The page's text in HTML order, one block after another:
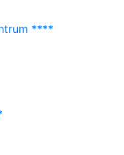
****